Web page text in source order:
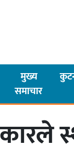
मुख्य
समाचार